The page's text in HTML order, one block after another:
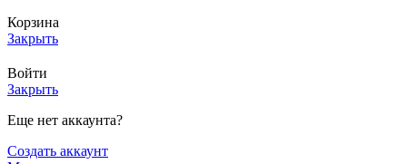
Корзина
Закрыть
Войти
Закрыть
Еще нет аккаунта?
Создать аккаунт